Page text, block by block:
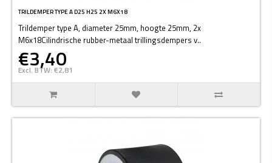
TRILDEMPER TYPE A D25 H25 2X M6X18
Trildemper type A, diameter 25mm, hoogte 25mm, 2x
M6x18Cilindrische rubber-metaal trillingsdempers v..
€3,40
Excl. BTW: €2,81